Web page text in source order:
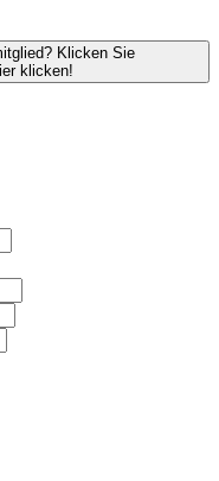
Klicken Sie
klicken!